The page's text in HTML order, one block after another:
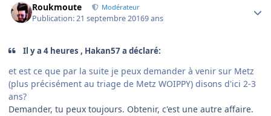
Roukmoute Modérateur
Publication:21 septembre 20169 ans
Il y a 4 heures , Hakan57 a déclaré:
et est ce que par la suite je peux demander à venir sur Metz
(plus précisément au triage de Metz WOIPPY) disons d'ici 2-3
ans?
Demander, tu peux toujours. Obtenir, c'est une autre affaire.